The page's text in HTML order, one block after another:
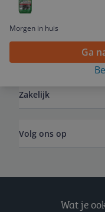
Morgen in huis
Ga
Service
Zakelijk
Volg ons op
Wat je